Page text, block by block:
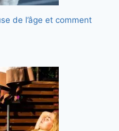
de l’âge et comment